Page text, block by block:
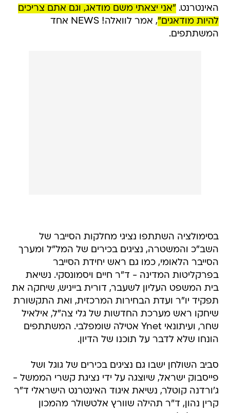
האינטרנט. "אני יצאתי משם מודאג, וגם אתם צריכים
להיות מודאגים"
, אמר לוואלה! NEWS אחד
המשתתפים.
בסימולציה השתתפו נציגי מחלקות הסייבר של
השב"כ והמשטרה, נציגים בכירים של המל"ל ומערך
הסייבר הלאומי, כמו גם ראש יחידת הסייבר
בפרקליטות המדינה - ד"ר חיים ויסמונסקי. נשיאת
בית המשפט העליון לשעבר, דורית בייניש, שיחקה את
תפקיד יו"ר ועדת הבחירות המרכזית, ואת התקשורת
שיחקו ראש מערכת החדשות של גלי צה"ל, אילאיל
שחר, ועיתונאי Ynet אטילה שומפלבי. המשתתפים
הונחו שלא לדבר על תוכנו של הדיון.
סביב השולחן ישבו גם נציגים בכירים של גוגל ושל
פייסבוק ישראל, שיוצגה על ידי נציגת קשרי הממשל -
ג'ורדנה קוטלר, נשיאת איגוד האינטרנט הישראלי ד"ר
קרין נהון, ד"ר תהילה שוורץ אלטשולר מהמכון